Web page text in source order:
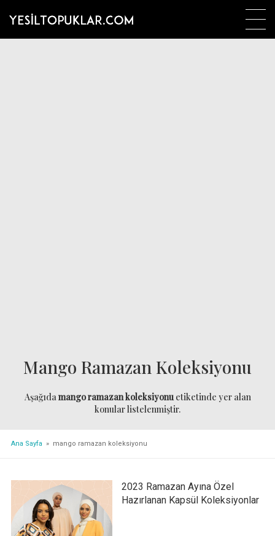
Mango Ramazan Koleksiyonu
Aşağıdamango ramazan koleksiyonuetiketinde yer alan
konular listelenmiştir.
Ana Sayfa » mango ramazan koleksiyonu
2023 Ramazan Ayına Özel
Hazırlanan Kapsül Koleksiyonlar